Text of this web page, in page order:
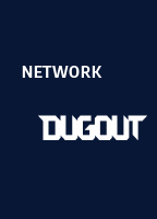
NETWORK